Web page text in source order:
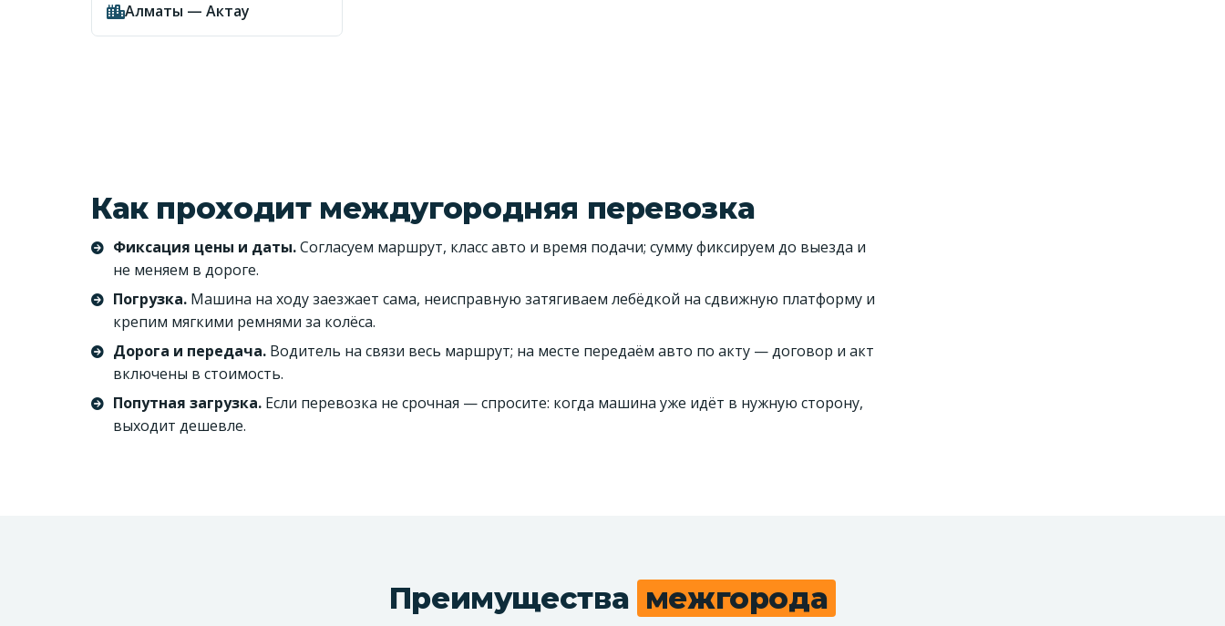
Алматы — Актау
Как проходит междугородняя перевозка
Фиксация цены и даты.Согласуем маршрут, класс авто и время подачи; сумму фиксируем до выезда и
не меняем в дороге.
Погрузка. Машина на ходу заезжает сама, неисправную затягиваем лебёдкой на сдвижную платформу и
крепим мягкими ремнями за колёса.
Дорога и передача. Водитель на связи весь маршрут; на месте передаём авто по акту — договор и акт
включены в стоимость.
Попутная загрузка. Если перевозка не срочная — спросите: когда машина уже идёт в нужную сторону,
выходит дешевле.
Преимущества межгорода